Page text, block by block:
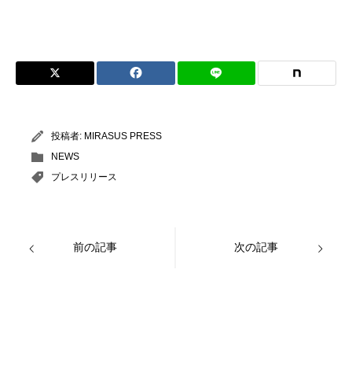
投稿者: MIRASUS PRESS
NEWS
プレスリリース
前の記事 次の記事